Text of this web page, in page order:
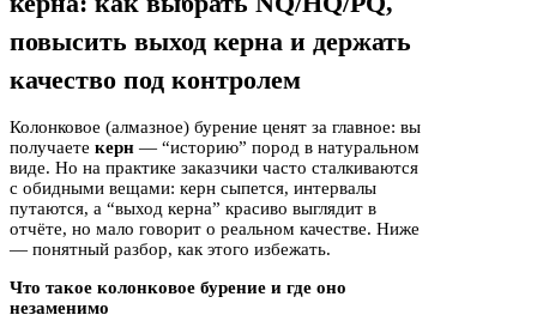
повысить выход керна и держать
качество под контролем
Колонковое (алмазное) бурение ценят за главное: вы
получаете керн — “историю” пород в натуральном
виде. Но на практике заказчики часто сталкиваются
с обидными вещами: керн сыпется, интервалы
путаются, а “выход керна” красиво выглядит в
отчёте, но мало говорит о реальном качестве. Ниже
— понятный разбор, как этого избежать.
Что такое колонковое бурение и где оно
незаменимо